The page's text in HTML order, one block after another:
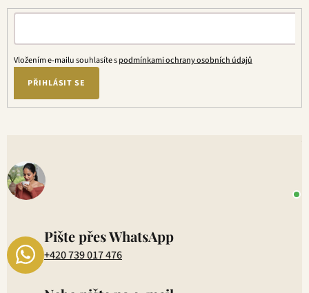
Vložením e-mailu souhlasíte spodmínkami ochrany osobních údajů
PŘIHLÁSIT SE
Pište přes WhatsApp
+420 739 017 476